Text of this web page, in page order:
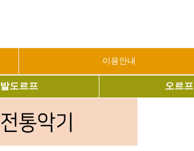
이용안내
발도르프 오르프